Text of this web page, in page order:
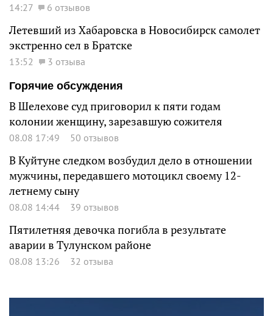
14:27 6 отзывов
Летевший из Хабаровска в Новосибирск самолет
экстренно сел в Братске
13:52
3 отзыва
Горячие обсуждения
В Шелехове суд приговорил к пяти годам
колонии женщину, зарезавшую сожителя
08.08 17:49 50 отзывов
В Куйтуне следком возбудил дело в отношении
мужчины, передавшего мотоцикл своему 12-
летнему сыну
08.08 14:44 39 отзывов
Пятилетняя девочка погибла в результате
аварии в Тулунском районе
08.08 13:26 32 отзыва